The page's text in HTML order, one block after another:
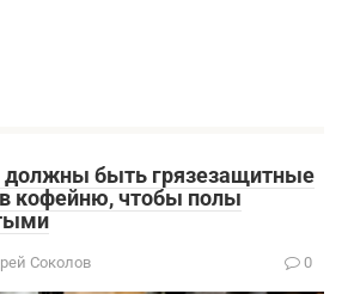
должны быть грязезащитные
кофейню, чтобы полы
Соколов 0